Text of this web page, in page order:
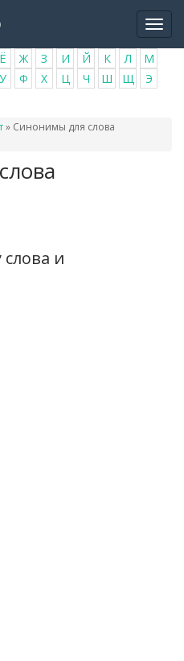
Ё Ж З И Й К Л
М
У Ф Х Ц Ч Ш Щ
Э
» Синонимы для слова
и